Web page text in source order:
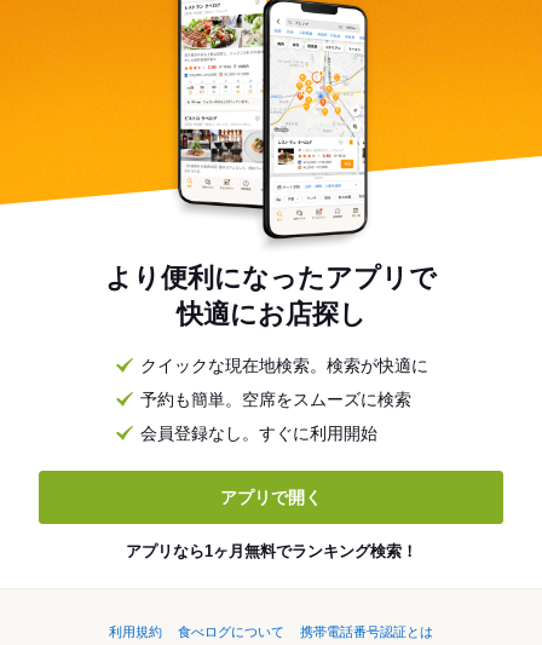
より便利になったアプリで
快適にお店探し
クイックな現在地検索。検索が快適に
予約も簡単。空席をスムーズに検索
会員登録なし。すぐに利用開始
アプリで開く
アプリなら1ヶ月無料でランキング検索！
利用規約 食べログについて
携帯電話番号認証とは